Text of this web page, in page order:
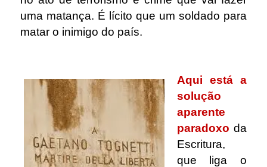
uma matança. É lícito que um soldado para
matar o inimigo do país.
Aqui está a
solução
aparente
paradoxoda
Escritura,
que liga o